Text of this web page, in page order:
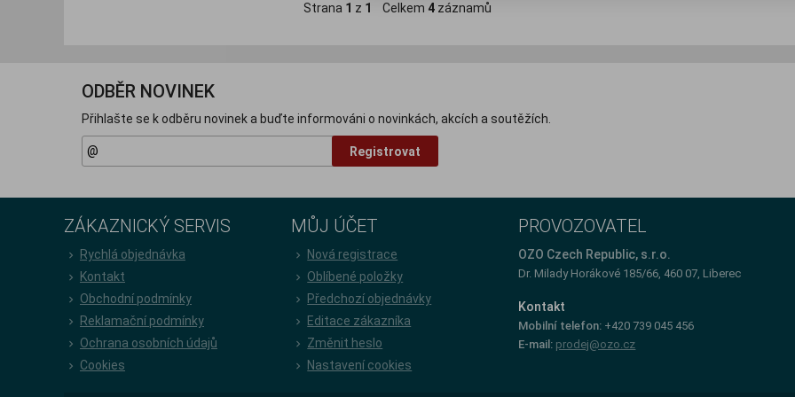
Strana 1 z 1 Celkem 4 záznamů
ODBĚR NOVINEK
Přihlašte se k odběru novinek a buďte informováni o novinkách, akcích a soutěžích.
Registrovat
ZÁKAZNICKÝ SERVIS
Rychlá objednávka
Kontakt
Obchodní podmínky
Reklamační podmínky
Ochrana osobních údajů
Cookies
MŮJ ÚČET
Nová registrace
Oblíbené položky
Předchozí objednávky
Editace zákazníka
Změnit heslo
Nastavení cookies
PROVOZOVATEL
OZO Czech Republic, s.r.o.
Dr. Milady Horákové 185/66, 460 07, Liberec
Kontakt
Mobilní telefon: +420 739 045 456
E-mail: prodej@ozo.cz